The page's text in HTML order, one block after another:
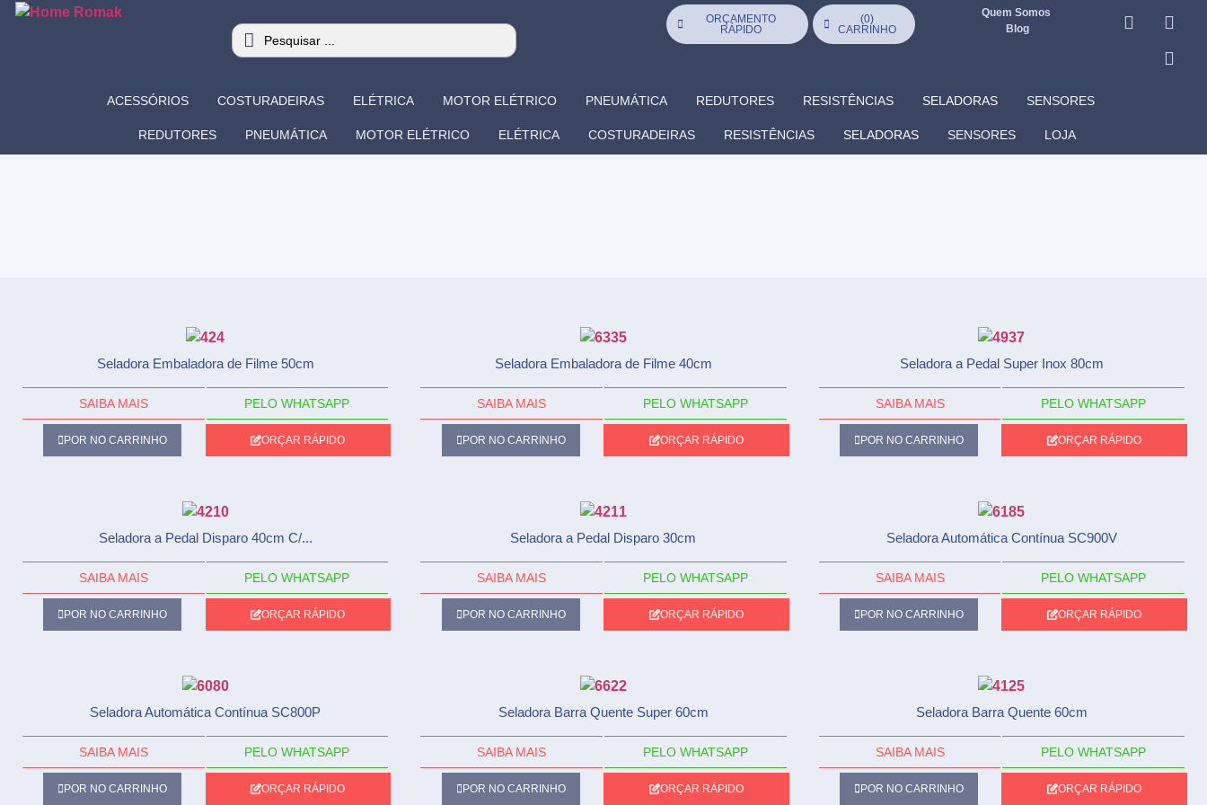
ORÇAMENTO
RÁPIDO
(0)
CARRINHO
Quem Somos
Blog
ACESSÓRIOS COSTURADEIRAS ELÉTRICA MOTOR ELÉTRICO PNEUMÁTICA REDUTORES RESISTÊNCIAS SELADORAS SENSORES
REDUTORES PNEUMÁTICA MOTOR ELÉTRICO ELÉTRICA COSTURADEIRAS RESISTÊNCIAS SELADORAS SENSORES LOJA
Seladora Embaladora de Filme 50cm
SAIBA MAIS PELO WHATSAPP
POR NO CARRINHO ORÇAR RÁPIDO
Seladora Embaladora de Filme 40cm
SAIBA MAIS PELO WHATSAPP
POR NO CARRINHO ORÇAR RÁPIDO
Seladora a Pedal Super Inox 80cm
SAIBA MAIS PELO WHATSAPP
POR NO CARRINHO ORÇAR RÁPIDO
Seladora a Pedal Disparo 40cm C/...
SAIBA MAIS PELO WHATSAPP
POR NO CARRINHO ORÇAR RÁPIDO
Seladora a Pedal Disparo 30cm
SAIBA MAIS PELO WHATSAPP
POR NO CARRINHO ORÇAR RÁPIDO
Seladora Automática Contínua SC900V
SAIBA MAIS PELO WHATSAPP
POR NO CARRINHO ORÇAR RÁPIDO
Seladora Automática Contínua SC800P
SAIBA MAIS PELO WHATSAPP
POR NO CARRINHO ORÇAR RÁPIDO
Seladora Barra Quente Super 60cm
SAIBA MAIS PELO WHATSAPP
POR NO CARRINHO ORÇAR RÁPIDO
Seladora Barra Quente 60cm
SAIBA MAIS PELO WHATSAPP
POR NO CARRINHO ORÇAR RÁPIDO